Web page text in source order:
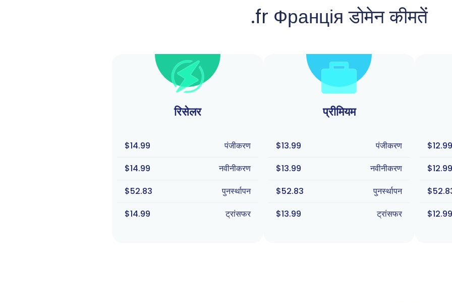
.fr Франція डोमेन कीमतें
रिसेलर
$14.99
पंजीकरण
$14.99
नवीनीकरण
$52.83
पुनर्स्थापन
$14.99
ट्रांसफर
प्रीमियम
$13.99
पंजीकरण
$13.99
नवीनीकरण
$52.83
पुनर्स्थापन
$13.99
ट्रांसफर
$12.99
$12.99
$12.99